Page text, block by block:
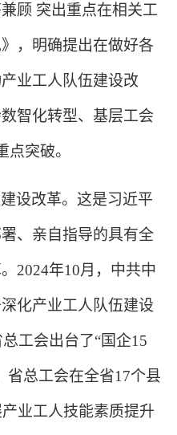
顾 突出重点在相关工
，明确提出在做好各
业工人队伍建设改
智化转型、基层工会
突破。
设改革。这是习近平
、亲自指导的具有全
2024年10月，中共中
化产业工人队伍建设
工会出台了“国企15
省总工会在全省17个县
业工人技能素质提升